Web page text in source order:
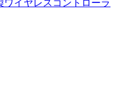
ワイヤレスコントローラ